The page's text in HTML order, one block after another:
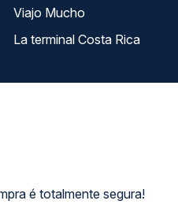
é totalmente segura!
Viajo Mucho
La terminal Costa Rica